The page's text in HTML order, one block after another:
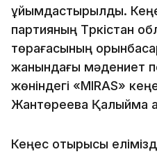
ұйымдастырылды.
партияның Түркістан
төрағасының
жанындағы мәдениет
жөніндегі «MIRAS»
Жантөреева Қалыйма
Кеңес отырысы